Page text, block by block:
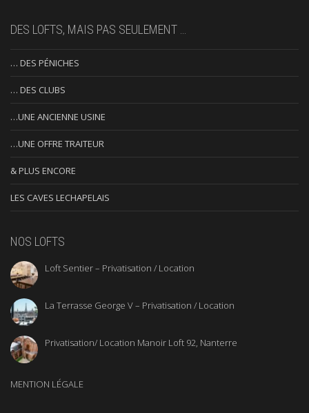
DES LOFTS, MAIS PAS SEULEMENT …
… DES PÉNICHES
… DES CLUBS
…UNE ANCIENNE USINE
…UNE OFFRE TRAITEUR
& PLUS ENCORE
LES CAVES LECHAPELAIS
NOS LOFTS
Loft Sentier – Privatisation / Location
La Terrasse George V – Privatisation / Location
Privatisation/ Location Manoir Loft 92, Nanterre
MENTION LÉGALE